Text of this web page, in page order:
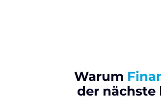
Warum
der nächste